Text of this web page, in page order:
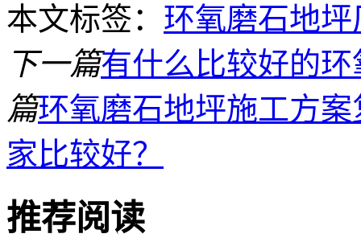
本文标签： 环氧磨石地
下一篇有什么比较好的
篇环氧磨石地坪施工方
家比较好？
推荐阅读